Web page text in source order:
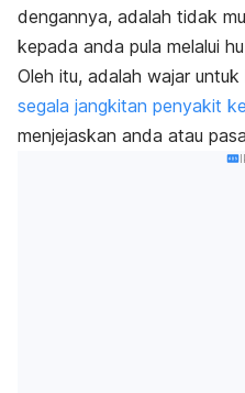
dengannya, adalah tidak
kepada anda pula melalui
Oleh itu, adalah wajar
segala jangkitan penyakit
menjejaskan anda atau